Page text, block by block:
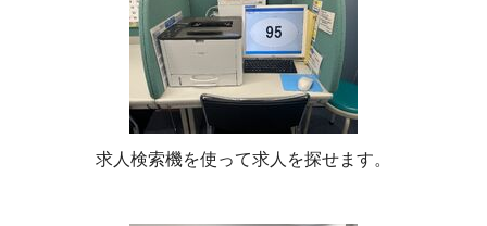
求人検索機を使って求人を探せます。